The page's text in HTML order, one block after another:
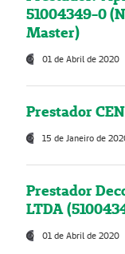
51004349-0
Master)
01 de Abril de 2020
Prestador
15 de Janeiro de
Prestador
LTDA
01 de Abril de 2020